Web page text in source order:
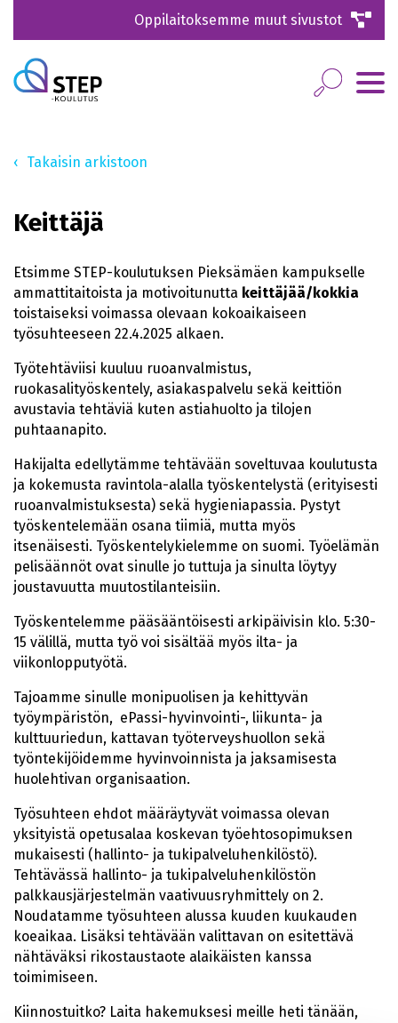
Oppilaitoksemme muut sivustot
Takaisin arkistoon
Keittäjä
Etsimme STEP-koulutuksen Pieksämäen kampukselle
ammattitaitoista ja motivoitunutta keittäjää/kokkia
toistaiseksi voimassa olevaan kokoaikaiseen
työsuhteeseen 22.4.2025 alkaen.
Työtehtäviisi kuuluu ruoanvalmistus,
ruokasalityöskentely, asiakaspalvelu sekä keittiön
avustavia tehtäviä kuten astiahuolto ja tilojen
puhtaanapito.
Hakijalta edellytämme tehtävään soveltuvaa koulutusta
ja kokemusta ravintola-alalla työskentelystä (erityisesti
ruoanvalmistuksesta) sekä hygieniapassia. Pystyt
työskentelemään osana tiimiä, mutta myös
itsenäisesti. Työskentelykielemme on suomi. Työelämän
pelisäännöt ovat sinulle jo tuttuja ja sinulta löytyy
joustavuutta muutostilanteisiin.
Työskentelemme pääsääntöisesti arkipäivisin klo. 5:30-
15 välillä, mutta työ voi sisältää myös ilta- ja
viikonlopputyötä.
Tajoamme sinulle monipuolisen ja kehittyvän
työympäristön, ePassi-hyvinvointi-, liikunta- ja
kulttuuriedun, kattavan työterveyshuollon sekä
työntekijöidemme hyvinvoinnista ja jaksamisesta
huolehtivan organisaation.
Työsuhteen ehdot määräytyvät voimassa olevan
yksityistä opetusalaa koskevan työehtosopimuksen
mukaisesti (hallinto- ja tukipalveluhenkilöstö).
Tehtävässä hallinto- ja tukipalveluhenkilöstön
palkkausjärjestelmän vaativuusryhmittely on 2.
Noudatamme työsuhteen alussa kuuden kuukauden
koeaikaa. Lisäksi tehtävään valittavan on esitettävä
nähtäväksi rikostaustaote alaikäisten kanssa
toimimiseen.
Kiinnostuitko? Laita hakemuksesi meille heti tänään,